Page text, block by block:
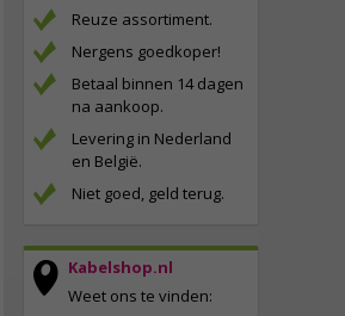
Reuze assortiment.
Nergens goedkoper!
Betaal binnen 14 dagen
na aankoop.
Levering in Nederland
en België.
Niet goed, geld terug.
Kabelshop.nl
Weet ons te vinden: